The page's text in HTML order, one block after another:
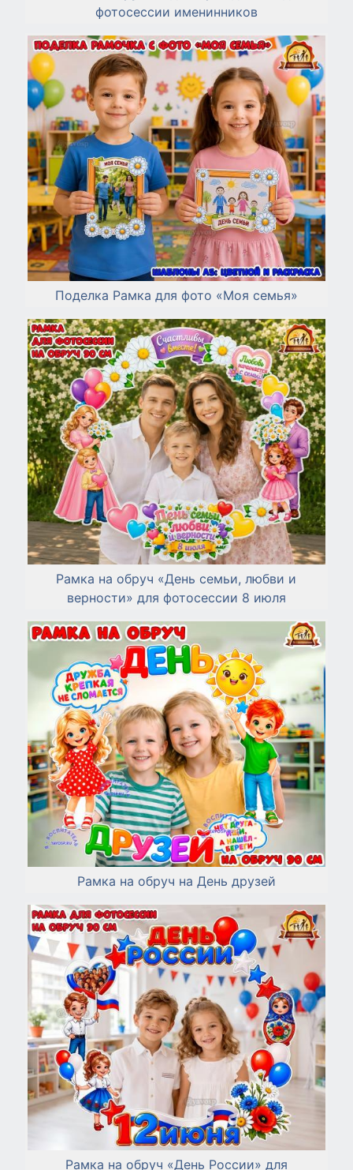
фотосессии именинников
Поделка Рамка для фото «Моя семья»
Рамка на обруч «День семьи, любви и
верности» для фотосессии 8 июля
Рамка на обруч на День друзей
Рамка на обруч «День России» для